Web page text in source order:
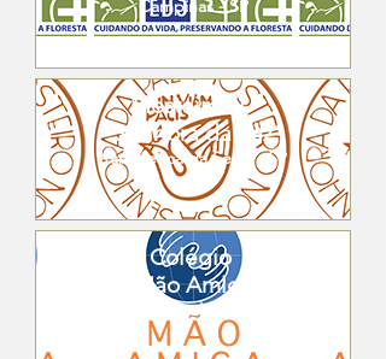
Campinas - SP
Mosteiro N.
Senhora da Paz
Itapecerica da Serra - SP
Colégio
Mão Amiga
São Paulo - SP